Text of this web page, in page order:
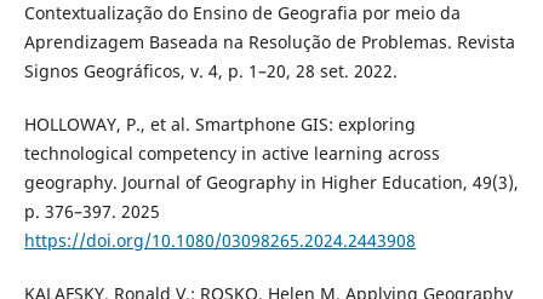
Contextualização do Ensino de Geografia por meio da
Aprendizagem Baseada na Resolução de Problemas. Revista
Signos Geográficos, v. 4, p. 1–20, 28 set. 2022.
HOLLOWAY, P., et al. Smartphone GIS: exploring
technological competency in active learning across
geography. Journal of Geography in Higher Education, 49(3),
p. 376–397. 2025
https://doi.org/10.1080/03098265.2024.2443908
KALAFSKY, Ronald V.; ROSKO, Helen M. Applying Geography